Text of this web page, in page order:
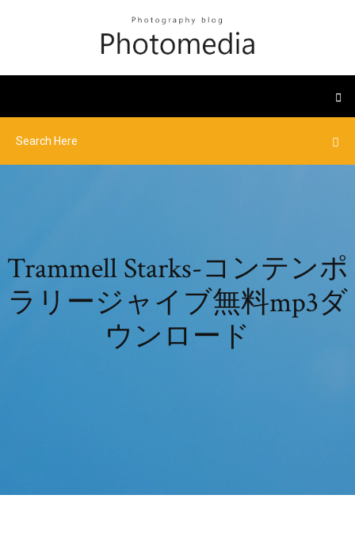
Trammell Starks-コンテンポ
ラリージャイブ無料mp3ダ
ウンロード